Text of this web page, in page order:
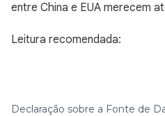
entre China e EUA merecem
Leitura recomendada:
Declaração sobre a Fonte de